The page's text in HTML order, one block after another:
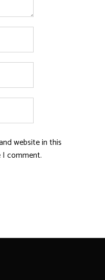
website in this
comment.